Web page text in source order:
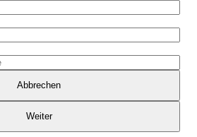
Abbrechen
Weiter